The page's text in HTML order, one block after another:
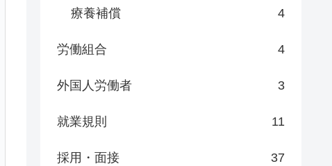
療養補償 4
労働組合 4
外国人労働者 3
就業規則 11
採用・面接 37